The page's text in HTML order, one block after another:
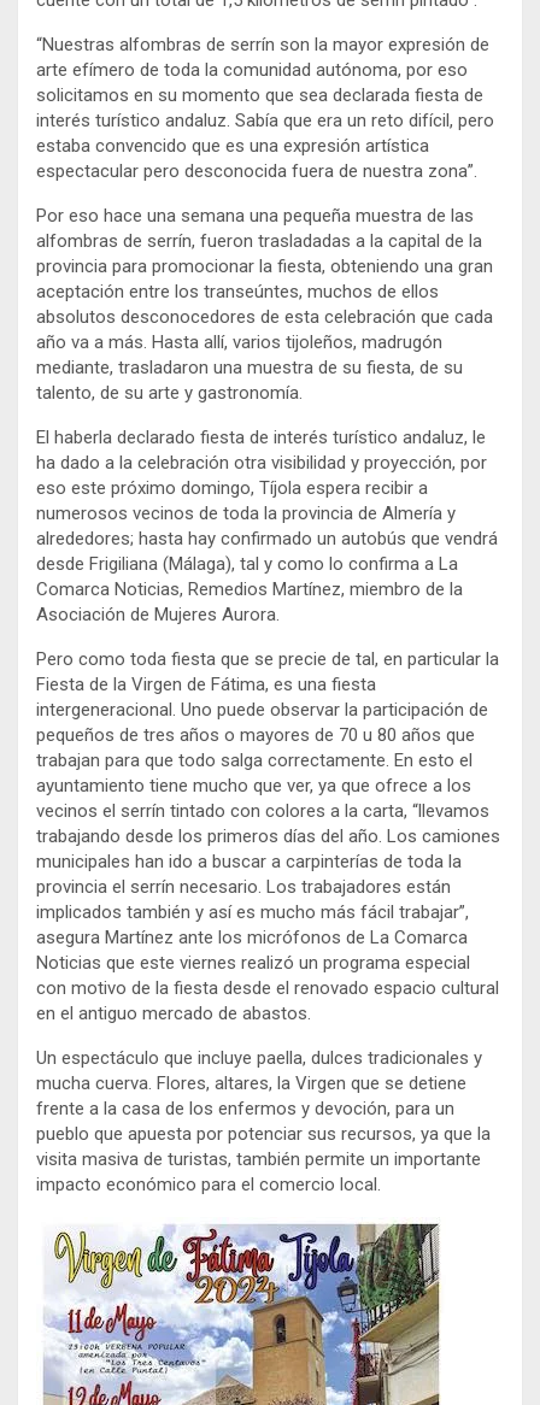
“Nuestras alfombras de serrín son la mayor expresión de
arte efímero de toda la comunidad autónoma, por eso
solicitamos en su momento que sea declarada fiesta de
interés turístico andaluz. Sabía que era un reto difícil, pero
estaba convencido que es una expresión artística
espectacular pero desconocida fuera de nuestra zona”.
Por eso hace una semana una pequeña muestra de las
alfombras de serrín, fueron trasladadas a la capital de la
provincia para promocionar la fiesta, obteniendo una gran
aceptación entre los transeúntes, muchos de ellos
absolutos desconocedores de esta celebración que cada
año va a más. Hasta allí, varios tijoleños, madrugón
mediante, trasladaron una muestra de su fiesta, de su
talento, de su arte y gastronomía.
El haberla declarado fiesta de interés turístico andaluz, le
ha dado a la celebración otra visibilidad y proyección, por
eso este próximo domingo, Tíjola espera recibir a
numerosos vecinos de toda la provincia de Almería y
alrededores; hasta hay confirmado un autobús que vendrá
desde Frigiliana (Málaga), tal y como lo confirma a La
Comarca Noticias, Remedios Martínez, miembro de la
Asociación de Mujeres Aurora.
Pero como toda fiesta que se precie de tal, en particular la
Fiesta de la Virgen de Fátima, es una fiesta
intergeneracional. Uno puede observar la participación de
pequeños de tres años o mayores de 70 u 80 años que
trabajan para que todo salga correctamente. En esto el
ayuntamiento tiene mucho que ver, ya que ofrece a los
vecinos el serrín tintado con colores a la carta, “llevamos
trabajando desde los primeros días del año. Los camiones
municipales han ido a buscar a carpinterías de toda la
provincia el serrín necesario. Los trabajadores están
implicados también y así es mucho más fácil trabajar”,
asegura Martínez ante los micrófonos de La Comarca
Noticias que este viernes realizó un programa especial
con motivo de la fiesta desde el renovado espacio cultural
en el antiguo mercado de abastos.
Un espectáculo que incluye paella, dulces tradicionales y
mucha cuerva. Flores, altares, la Virgen que se detiene
frente a la casa de los enfermos y devoción, para un
pueblo que apuesta por potenciar sus recursos, ya que la
visita masiva de turistas, también permite un importante
impacto económico para el comercio local.